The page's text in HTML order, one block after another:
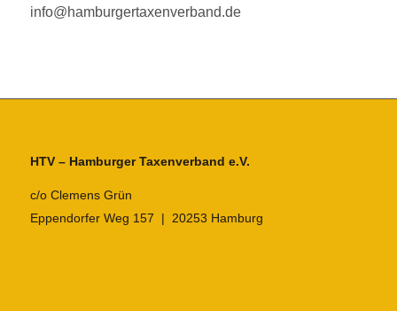
info@hamburgertaxenverband.de
HTV – Hamburger Taxenverband e.V.
c/o Clemens Grün
Eppendorfer Weg 157 | 20253 Hamburg